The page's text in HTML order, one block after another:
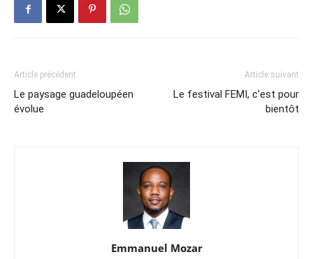
Article précédent
Le paysage guadeloupéen
évolue
Article suivant
Le festival FEMI, c’est pour
bientôt
Emmanuel Mozar